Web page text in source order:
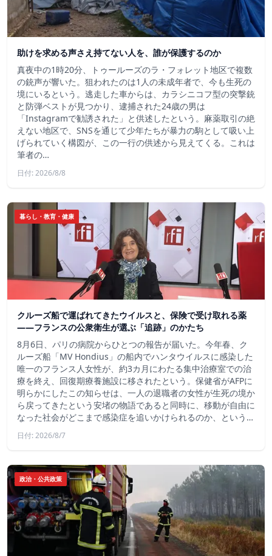
助けを求める声さえ持てない人を、誰が保護するのか
真夜中の1時20分、トゥールーズのラ・フォレット地区で複数
の銃声が響いた。狙われたのは1人の未成年者で、今も生死の
境にいるという。逃走した車からは、カラシニコフ型の突撃銃
と防弾ベストが見つかり、逮捕された24歳の男は
「Instagramで勧誘された」と供述したという。麻薬取引の絶
えない地区で、SNSを通じて少年たちが暴力の駒として吸い上
げられていく構図が、この一行の供述から見えてくる。これは
筆者の…
日付: 2026/8/8
暮らし・教育・健康
クルーズ船で運ばれてきたウイルスと、保険で受け取れる薬
――フランスの公衆衛生が選ぶ「追跡」のかたち
8月6日、パリの病院からひとつの報告が届いた。今年春、ク
ルーズ船「MV Hondius」の船内でハンタウイルスに感染した
唯一のフランス人女性が、約3カ月にわたる集中治療室での治
療を終え、回復期療養施設に移されたという。保健省がAFPに
明らかにしたこの知らせは、一人の退職者の女性が生死の境か
ら戻ってきたという安堵の物語であると同時に、移動が自由に
なった社会がどこまで感染症を追いかけられるのか、という…
日付: 2026/8/7
政治・公共政策